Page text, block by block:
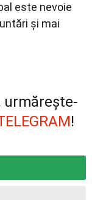
este nevoie
și mai
urmărește-
!